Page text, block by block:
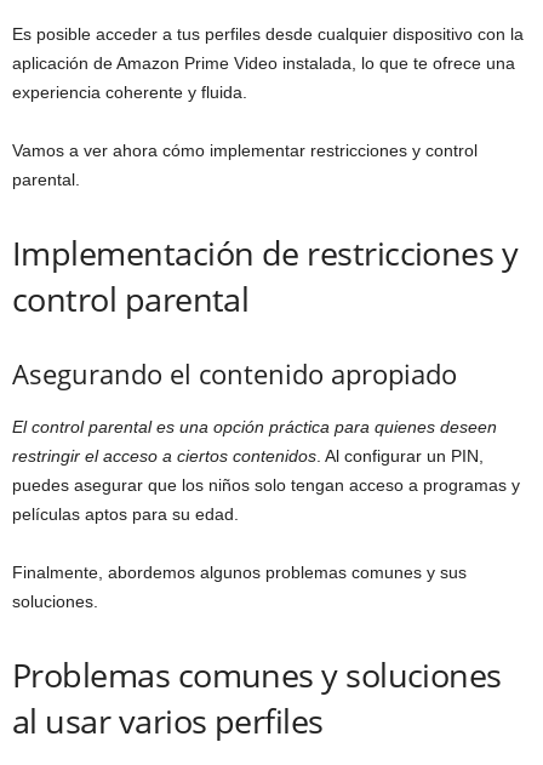
Es posible acceder a tus perfiles desde cualquier dispositivo con la
aplicación de Amazon Prime Video instalada, lo que te ofrece una
experiencia coherente y fluida.
Vamos a ver ahora cómo implementar restricciones y control
parental.
Implementación de restricciones y
control parental
Asegurando el contenido apropiado
El control parental es una opción práctica para quienes deseen
restringir el acceso a ciertos contenidos . Al configurar un PIN,
puedes asegurar que los niños solo tengan acceso a programas y
películas aptos para su edad.
Finalmente, abordemos algunos problemas comunes y sus
soluciones.
Problemas comunes y soluciones
al usar varios perfiles